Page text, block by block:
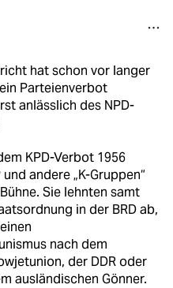
hat schon vor langer
Parteienverbot
anlässlich des NPD-
KPD-Verbot 1956
andere „K-Gruppen“
Sie lehnten samt
in der BRD ab,
nach dem
der DDR oder
ausländischen Gönner.